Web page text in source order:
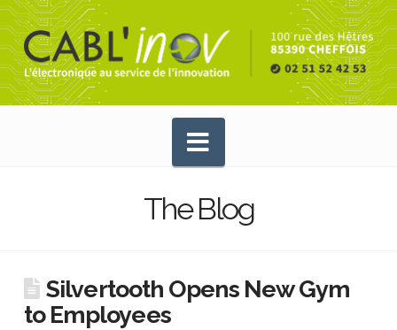
Navigation
The Blog
Silvertooth Opens New Gym
to Employees